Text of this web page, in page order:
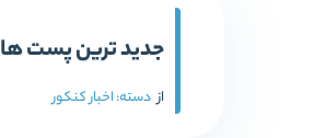
جدید ترین پست ها
ازدسته:اخبار کنکور